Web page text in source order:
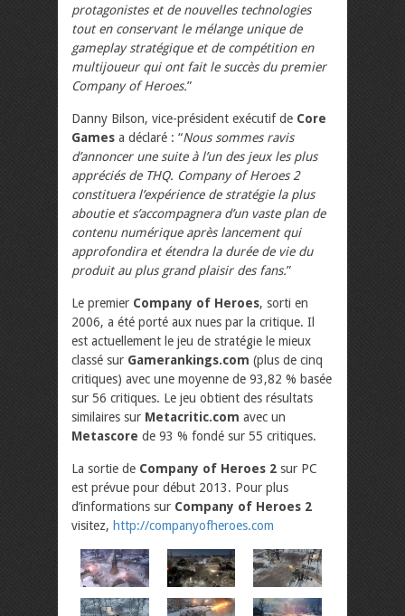
protagonistes et de nouvelles technologies
tout en conservant le mélange unique de
gameplay stratégique et de compétition en
multijoueur qui ont fait le succès du premier
Company of Heroes.”
Danny Bilson, vice-président exécutif de Core
Games a déclaré : “Nous sommes ravis
d’annoncer une suite à l’un des jeux les plus
appréciés de THQ. Company of Heroes 2
constituera l’expérience de stratégie la plus
aboutie et s’accompagnera d’un vaste plan de
contenu numérique après lancement qui
approfondira et étendra la durée de vie du
produit au plus grand plaisir des fans.”
Le premier Company of Heroes, sorti en
2006, a été porté aux nues par la critique. Il
est actuellement le jeu de stratégie le mieux
classé sur Gamerankings.com (plus de cinq
critiques) avec une moyenne de 93,82 % basée
sur 56 critiques. Le jeu obtient des résultats
similaires sur Metacritic.com avec un
Metascore de 93 % fondé sur 55 critiques.
La sortie de Company of Heroes 2 sur PC
est prévue pour début 2013. Pour plus
d’informations sur Company of Heroes 2
visitez, http://companyofheroes.com